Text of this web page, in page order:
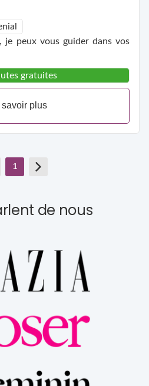
je peux vous guider dans vos
gratuites
savoir plus
1
de nous